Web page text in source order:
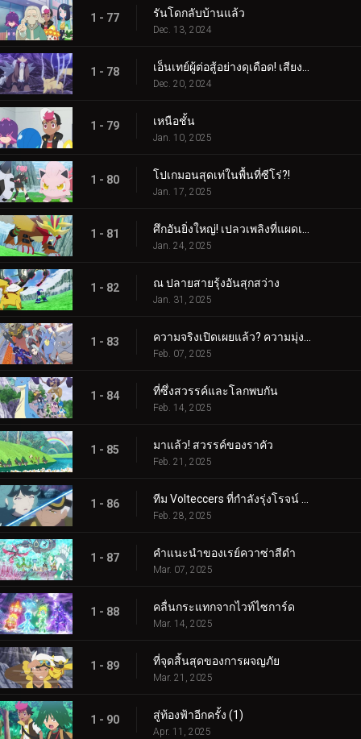
1 - 77 รันโดกลับบ้านแล้ว
Dec. 13, 2024
1 - 78
Dec. 20, 2024
1 - 79 เหนือชั้น
Jan. 10, 2025
1 - 80 โปเกมอนสุดเท่ในพื้นที่ซีโร่?!
Jan. 17, 2025
1 - 81
Jan. 24, 2025
1 - 82 ณ ปลายสายรุ้งอันสุกสว่าง
Jan. 31, 2025
1 - 83
Feb. 07, 2025
1 - 84 ที่ซึ่งสวรรค์และโลกพบกัน
Feb. 14, 2025
1 - 85 มาแล้ว! สวรรค์ของราคัว
Feb. 21, 2025
1 - 86
Feb. 28, 2025
1 - 87 คำแนะนำของเรย์ควาซ่าสีดำ
Mar. 07, 2025
1 - 88 คลื่นกระแทกจากไวท์ไซการ์ด
Mar. 14, 2025
1 - 89 ที่จุดสิ้นสุดของการผจญภัย
Mar. 21, 2025
1 - 90 สู่ท้องฟ้าอีกครั้ง (1)
Apr. 11, 2025